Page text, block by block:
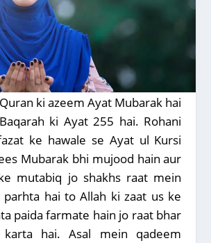
ki azeem Ayat Mubarak hai
ki Ayat 255 hai. Rohani
ke hawale se Ayat ul Kursi
Mubarak bhi mujood hain aur
mutabiq jo shakhs raat mein
parhta hai to Allah ki zaat us ke
paida farmate hain jo raat bhar
hai. Asal mein qadeem